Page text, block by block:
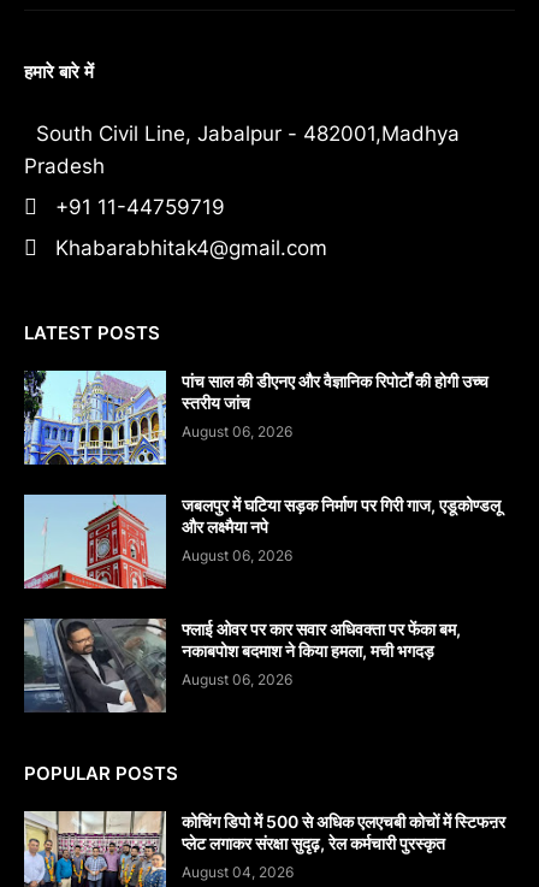
हमारे बारे में
South Civil Line, Jabalpur - 482001,Madhya
Pradesh
+91 11-44759719
Khabarabhitak4@gmail.com
LATEST POSTS
पांच साल की डीएनए और वैज्ञानिक रिपोर्टों की होगी उच्च
स्तरीय जांच
August 06, 2026
जबलपुर में घटिया सड़क निर्माण पर गिरी गाज, एडूकोण्डलू
और लक्ष्मैया नपे
August 06, 2026
फ्लाई ओवर पर कार सवार अधिवक्ता पर फेंका बम,
नकाबपोश बदमाश ने किया हमला, मची भगदड़
August 06, 2026
POPULAR POSTS
कोचिंग डिपो में 500 से अधिक एलएचबी कोचों में स्टिफऩर
प्लेट लगाकर संरक्षा सुदृढ़, रेल कर्मचारी पुरस्कृत
August 04, 2026